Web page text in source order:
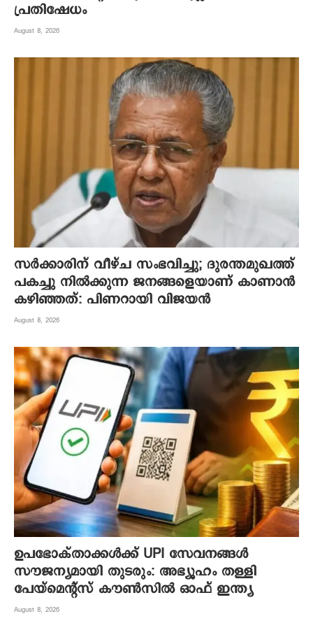
പ്രതിഷേധം
August 8, 2026
സർക്കാരിന് വീഴ്ച സംഭവിച്ചു; ദുരന്തമുഖത്ത്
പകച്ചു നിൽക്കുന്ന ജനങ്ങളെയാണ് കാണാൻ
കഴിഞ്ഞത്: പിണറായി വിജയൻ
August 8, 2026
ഉപഭോക്താക്കൾക്ക് UPI സേവനങ്ങൾ
സൗജന്യമായി തുടരും: അഭ്യൂഹം തള്ളി
പേയ്‌മെന്റ്സ് കൗൺസിൽ ഓഫ് ഇന്ത്യ
August 8, 2026